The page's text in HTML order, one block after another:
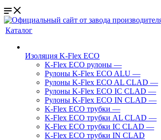
Каталог
Изоляция K-Flex ECO
K-Flex ECO рулоны —
Рулоны K-Flex ECO ALU —
Рулоны K-Flex ECO AL CLAD —
Рулоны K-Flex ECO IC CLAD —
Рулоны K-Flex ECO IN CLAD —
K-Flex ECO трубки —
K-Flex ECO трубки AL CLAD —
K-Flex ECO трубки IC CLAD —
K-Flex ECO трубки IN CLAD